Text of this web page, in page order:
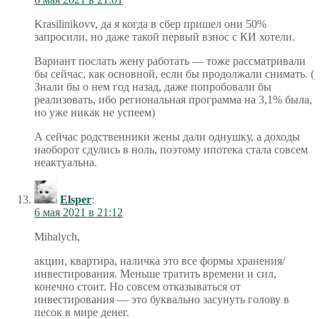
Krasilinikovv, да я когда в сбер пришел они 50%
запросили, но даже такой первый взнос с КИ хотели.
Вариант послать жену работать — тоже рассматривали
бы сейчас, как основной, если бы продолжали снимать. (
Знали бы о нем год назад, даже попробовали бы
реализовать, ибо региональная программа на 3,1% была,
но уже никак не успеем)
А сейчас родственники жены дали однушку, а доходы
наоборот сдулись в ноль, поэтому ипотека стала совсем
неактуальна.
Elsper:
6 мая 2021 в 21:12
Mihalych,
акции, квартира, наличка это все формы хранения/
инвестирования. Меньше тратить времени и сил,
конечно стоит. Но совсем отказываться от
инвестирования — это буквально засунуть голову в
песок в мире денег.